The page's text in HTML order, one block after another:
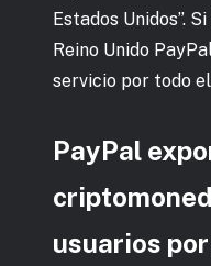
Estados Unidos”.
Reino Unido
servicio por todo
PayPal
usuarios